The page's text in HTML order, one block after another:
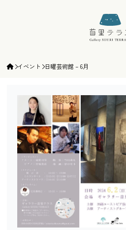
ギャラリ
イベント 日曜芸術館 – 6月